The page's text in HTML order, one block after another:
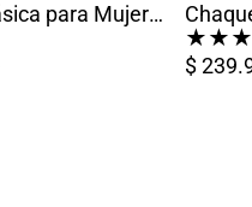
Chaqueta Térmica Básica para Mujer Chiloé Rosado
★★★
$